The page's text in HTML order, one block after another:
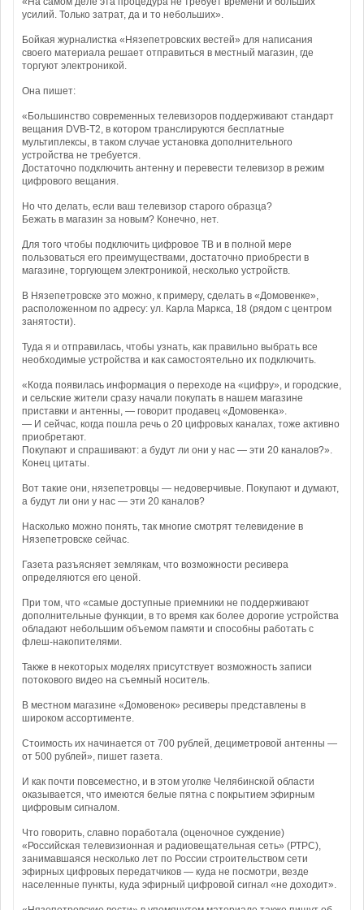
усилий. Только затрат, да и то небольших».
Бойкая журналистка «Нязепетровских вестей» для написания
своего материала решает отправиться в местный магазин, где
торгуют электроникой.
Она пишет:
«Большинство современных телевизоров поддерживают стандарт
вещания DVB-T2, в котором транслируются бесплатные
мультиплексы, в таком случае установка дополнительного
устройства не требуется.
Достаточно подключить антенну и перевести телевизор в режим
цифрового вещания.
Но что делать, если ваш телевизор старого образца?
Бежать в магазин за новым? Конечно, нет.
Для того чтобы подключить цифровое ТВ и в полной мере
пользоваться его преимуществами, достаточно приобрести в
магазине, торгующем электроникой, несколько устройств.
В Нязепетровске это можно, к примеру, сделать в «Домовенке»,
расположенном по адресу: ул. Карла Маркса, 18 (рядом с центром
занятости).
Туда я и отправилась, чтобы узнать, как правильно выбрать все
необходимые устройства и как самостоятельно их подключить.
«Когда появилась информация о переходе на «цифру», и городские,
и сельские жители сразу начали покупать в нашем магазине
приставки и антенны, — говорит продавец «Домовенка».
— И сейчас, когда пошла речь о 20 цифровых каналах, тоже активно
приобретают.
Покупают и спрашивают: а будут ли они у нас — эти 20 каналов?».
Конец цитаты.
Вот такие они, нязепетровцы — недоверчивые. Покупают и думают,
а будут ли они у нас — эти 20 каналов?
Насколько можно понять, так многие смотрят телевидение в
Нязепетровске сейчас.
Газета разъясняет землякам, что возможности ресивера
определяются его ценой.
При том, что «самые доступные приемники не поддерживают
дополнительные функции, в то время как более дорогие устройства
обладают небольшим объемом памяти и способны работать с
флеш-накопителями.
Также в некоторых моделях присутствует возможность записи
потокового видео на съемный носитель.
В местном магазине «Домовенок» ресиверы представлены в
широком ассортименте.
Стоимость их начинается от 700 рублей, дециметровой антенны —
от 500 рублей», пишет газета.
И как почти повсеместно, и в этом уголке Челябинской области
оказывается, что имеются белые пятна с покрытием эфирным
цифровым сигналом.
Что говорить, славно поработала (оценочное суждение)
«Российская телевизионная и радиовещательная сеть» (РТРС),
занимавшаяся несколько лет по России строительством сети
эфирных цифровых передатчиков — куда не посмотри, везде
населенные пункты, куда эфирный цифровой сигнал «не доходит».